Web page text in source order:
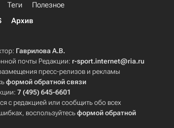
Теги
Полезное
Архив
Гаврилова А.В.
почты Редакции: r-sport.internet@ria.ru
пресс-релизов и рекламы
формой обратной связи
7 (495) 645-6601
с редакцией или сообщить обо всех
воспользуйтесьформой обратной